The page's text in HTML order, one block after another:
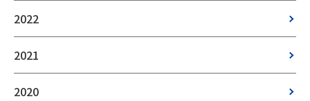
2022
2021
2020